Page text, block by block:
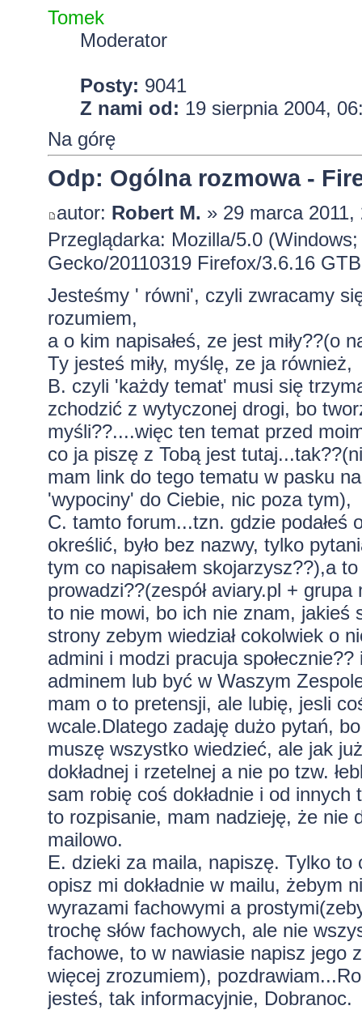
Tomek
Moderator
Posty: 9041
Z nami od: 19 sierpnia 2004,
Na górę
Odp: Ogólna rozmowa -
autor: Robert M. » 29 marca 2011,
Przeglądarka: Mozilla/5.0
Gecko/20110319 Firefox/3.6.16
Jesteśmy ' równi', czyli zwracamy
rozumiem,
a o kim napisałeś, ze jest miły??(o
Ty jesteś miły, myślę, ze ja również,
B. czyli 'każdy temat' musi się
zchodzić z wytyczonej drogi, bo
myśli??....więc ten temat przed
co ja piszę z Tobą jest
mam link do tego tematu w pasku
'wypociny' do Ciebie, nic poza tym),
C. tamto forum...tzn. gdzie podałeś
określić, było bez nazwy, tylko
tym co napisałem skojarzysz??),a
prowadzi??(zespół aviary.pl +
to nie mowi, bo ich nie znam, jakieś
strony zebym wiedział cokolwiek o
admini i modzi pracuja
adminem lub być w Waszym
mam o to pretensji, ale lubię, jesli
wcale.Dlatego zadaję dużo pytań,
muszę wszystko wiedzieć, ale jak
dokładnej i rzetelnej a nie po tzw.
sam robię coś dokładnie i od
to rozpisanie, mam nadzieję, że nie
mailowo.
E. dzieki za maila, napiszę. Tylko to
opisz mi dokładnie w mailu, żebym
wyrazami fachowymi a
trochę słów fachowych, ale nie
fachowe, to w nawiasie napisz jego
więcej zrozumiem),
jesteś, tak informacyjnie, Dobranoc.